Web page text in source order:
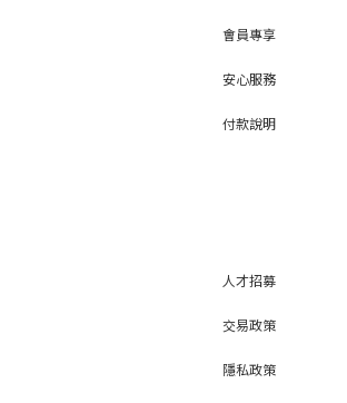
會員專享
安心服務
付款說明
人才招募
交易政策
隱私政策